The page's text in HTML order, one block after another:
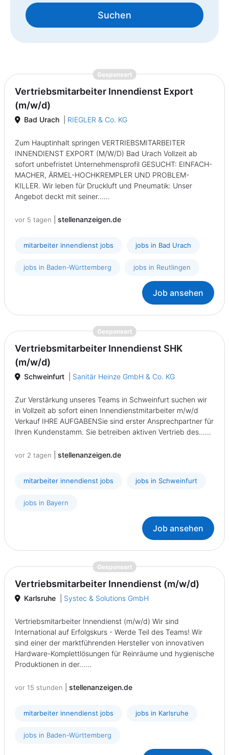
Suchen
Gesponsert{prompt.job}
Vertriebsmitarbeiter Innendienst Export
(m/w/d)
Bad Urach RIEGLER & Co. KG
Zum Hauptinhalt springen VERTRIEBSMITARBEITER
INNENDIENST EXPORT (M/W/D) Bad Urach Vollzeit ab
sofort unbefristet Unternehmensprofil GESUCHT: EINFACH-
MACHER, ÄRMEL-HOCHKREMPLER UND PROBLEM-
KILLER. Wir leben für Druckluft und Pneumatik: Unser
Angebot deckt mit seiner......
vor 5 tagen stellenanzeigen.de
mitarbeiter innendienst jobs jobs in Bad Urach
jobs in Baden-Württemberg jobs in Reutlingen
Job ansehen
Gesponsert{prompt.job}
Vertriebsmitarbeiter Innendienst SHK
(m/w/d)
Schweinfurt Sanitär Heinze GmbH & Co. KG
Zur Verstärkung unseres Teams in Schweinfurt suchen wir
in Vollzeit ab sofort einen Innendienstmitarbeiter m/w/d
Verkauf IHRE AUFGABENSie sind erster Ansprechpartner für
Ihren Kundenstamm. Sie betreiben aktiven Vertrieb des......
vor 2 tagen stellenanzeigen.de
mitarbeiter innendienst jobs jobs in Schweinfurt
jobs in Bayern
Job ansehen
Gesponsert{prompt.job}
Vertriebsmitarbeiter Innendienst (m/w/d)
Karlsruhe Systec & Solutions GmbH
Vertriebsmitarbeiter Innendienst (m/w/d) Wir sind
International auf Erfolgskurs - Werde Teil des Teams! Wir
sind einer der marktführenden Hersteller von innovativen
Hardware-Komplettlösungen für Reinräume und hygienische
Produktionen in der......
vor 15 stunden stellenanzeigen.de
mitarbeiter innendienst jobs jobs in Karlsruhe
jobs in Baden-Württemberg